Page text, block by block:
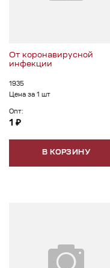
От коронавирусной
инфекции
1935
Цена за 1 шт
Опт:
1 ₽
В КОРЗИНУ